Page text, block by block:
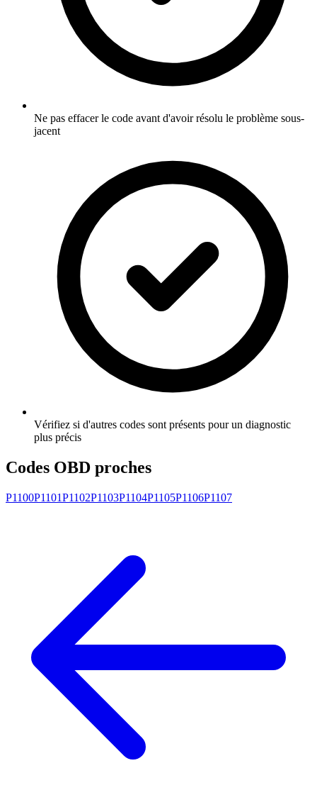
Ne pas effacer le code avant d'avoir résolu le problème sous-
jacent
Vérifiez si d'autres codes sont présents pour un diagnostic
plus précis
Codes OBD proches
P1100P1101P1102P1103P1104P1105P1106P1107